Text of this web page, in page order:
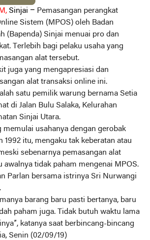
Sinjai – Pemasangan perangkat
Sistem (MPOS) oleh Badan
(Bapenda) Sinjai menuai pro dan
Terlebih bagi pelaku usaha yang
alat tersebut.
juga yang mengapresiasi dan
alat transaksi online ini.
satu pemilik warung bernama Setia
di Jalan Bulu Salaka, Kelurahan
Sinjai Utara.
memulai usahanya dengan gerobak
1992 itu, mengaku tak keberatan atau
sebenarnya pemasangan alat
awalnya tidak paham mengenai MPOS.
Parlan bersama istrinya Sri Nurwangi
barang baru pasti bertanya, baru
paham juga. Tidak butuh waktu lama
katanya saat berbincang-bincang
Senin (02/09/19)